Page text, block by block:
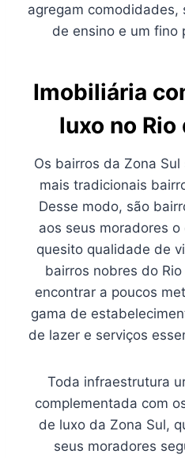
agregam comodidades,
de ensino e um fino
Imobiliária
luxo no
Os bairros da Zona
mais tradicionais
Desse modo, são
aos seus moradores
quesito qualidade de
bairros nobres do
encontrar a poucos
gama de
de lazer e serviços
Toda infraestrutura
complementada com
de luxo da Zona Sul,
seus moradores